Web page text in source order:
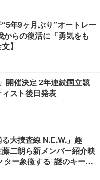
年9ヶ月ぶり”オートレー
からの復活に「勇気をも
】
開催決定 2年連続国立競
スト後日発表
大捜査線 N.E.W.」趣
二朗ら新メンバー紹介映
ター象徴する“謎のキーワ